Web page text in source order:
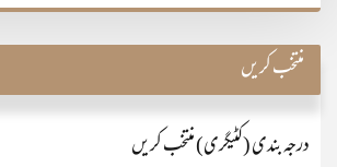
منتخب کریں
درجہ بندی (کٹیگری) منتخب کریں